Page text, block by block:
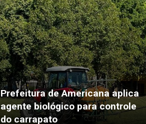
Prefeitura de Americana aplica
agente biológico para controle
do carrapato